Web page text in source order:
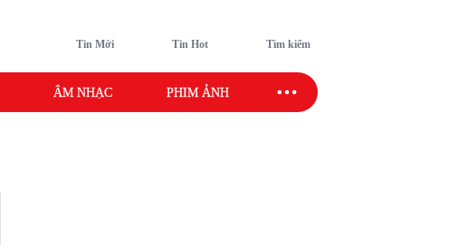
Tin Mới Tin Hot Tìm kiếm
ÂM NHẠC PHIM ẢNH SAO SPORT